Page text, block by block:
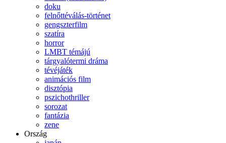
doku
felnőttéválás-történet
gengszterfilm
szatíra
horror
LMBT témájú
tárgyalótermi dráma
tévéjáték
animációs film
disztópia
pszichothriller
sorozat
fantázia
zene
Ország